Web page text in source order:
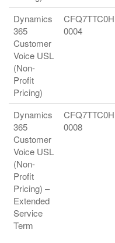
Dynamics
365
Customer
Voice USL
(Non-
Profit
Pricing)
0004
Dynamics
365
Customer
Voice USL
(Non-
Profit
Pricing) –
Extended
Service
Term
0008